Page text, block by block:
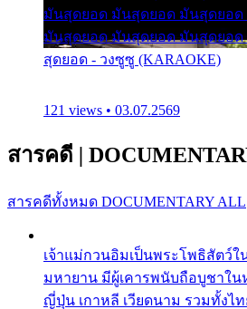
มันสุดยอด มันสุดยอด มันสุดยอ
มันสุดยอด มันสุดยอด มันสุดยอ
สุดยอด - วงซูซู (KARAOKE)
121 views • 03.07.2569
สารคดี |
สารคดีทั้งหมด DOCUMENTARY ALL
เจ้าแม่กวนอิมเป็นพระโพธิสัตว์
มหายาน มีผู้เคารพนับถือบูชาใน
ญี่ปุ่น เกาหลี เวียดนาม รวมทั้งไ